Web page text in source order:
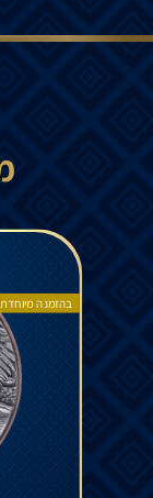
בהזמנה מיוחדת